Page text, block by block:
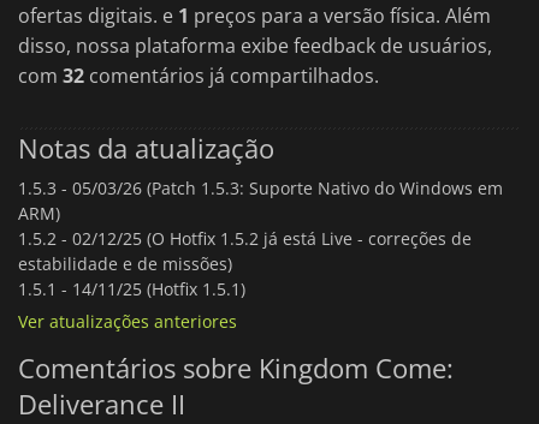
ofertas digitais. e 1 preços para a versão física. Além
disso, nossa plataforma exibe feedback de usuários,
com 32 comentários já compartilhados.
Notas da atualização
1.5.3 - 05/03/26 (Patch 1.5.3: Suporte Nativo do Windows em
ARM)
1.5.2 - 02/12/25 (O Hotfix 1.5.2 já está Live - correções de
estabilidade e de missões)
1.5.1 - 14/11/25 (Hotfix 1.5.1)
Ver atualizações anteriores
Comentários sobre Kingdom Come:
Deliverance II